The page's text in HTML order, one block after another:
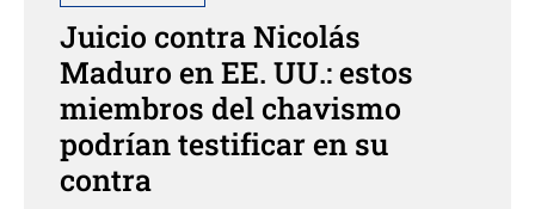
Juicio contra Nicolás
Maduro en EE. UU.: estos
miembros del chavismo
podrían testificar en su
contra